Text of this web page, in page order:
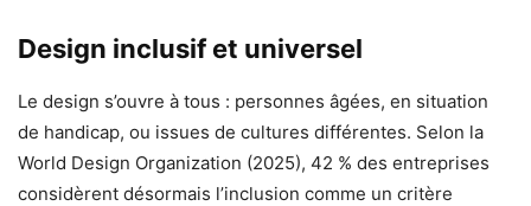
Design inclusif et universel
Le design s’ouvre à tous : personnes âgées, en situation
de handicap, ou issues de cultures différentes. Selon la
World Design Organization (2025), 42 % des entreprises
considèrent désormais l’inclusion comme un critère